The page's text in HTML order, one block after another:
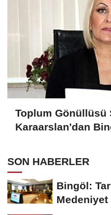
Toplum Gönüllüsü
Karaarslan'dan
SON HABERLER
Bingöl:
Medeniyet